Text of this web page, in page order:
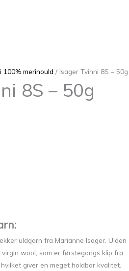
100% merinould / Isager Tvinni 8S – 50g
8S – 50g
uldgarn fra Marianne Isager. Ulden
wool, som er førstegangs klip fra
giver en meget holdbar kvalitet.